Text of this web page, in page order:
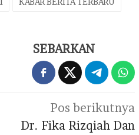
SEBARKAN
Pos berikutnya
Dr. Fika Rizqiah Dan